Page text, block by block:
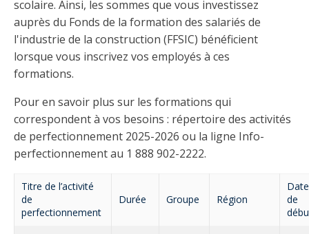
Taux horaires de référence pour des travaux
d’électricité en construction
Attention : Licence obligatoire
Outils pratiques
Déposer une plainte
Outils contre les tactiques illégales
Documents de référence
Identification des véhicules et des documents
Taux horaires de référence pour des travaux
d’électricité en construction
Tarifs et contre-tarifs douaniers
Outils pratiques
Admission à la CMEQ
Ressources informationnelles
Calendriers d'examen
Formulaires, guides et autres documents
informatifs
Foire aux questions sur la qualification
professionnelle
Rapports et documentation
Rapports annuels de la CMEQ
Logo et normes graphiques
Annonceurs (trousse médias)
Perfectionnement de la main-d’œuvre
Mars, mois de la formation
Logos formation continue
Formations continue obligatoire
Obligation de formation des répondants
Suivre et déclarer ses heures de formations
scolaire. Ainsi, les sommes que vous investissez
auprès du Fonds de la formation des salariés de
l'industrie de la construction (FFSIC) bénéficient
lorsque vous inscrivez vos employés à ces
formations.
Pour en savoir plus sur les formations qui
correspondent à vos besoins : répertoire des activités
de perfectionnement 2025-2026 ou la ligne Info-
perfectionnement au 1 888 902-2222.
Titre de l’activité
de
perfectionnement
Durée Groupe Région
Date
de